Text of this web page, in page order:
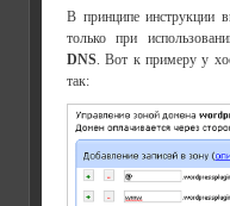
В принципе инструкции
только при
DNS. Вот к примеру у
так: